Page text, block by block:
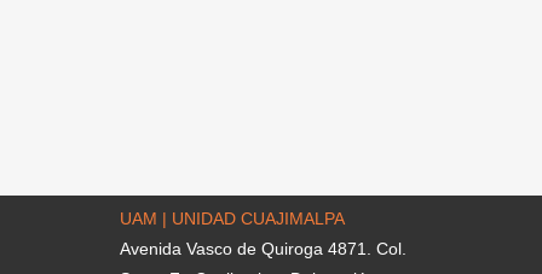
UAM | UNIDAD CUAJIMALPA
Avenida Vasco de Quiroga 4871. Col.